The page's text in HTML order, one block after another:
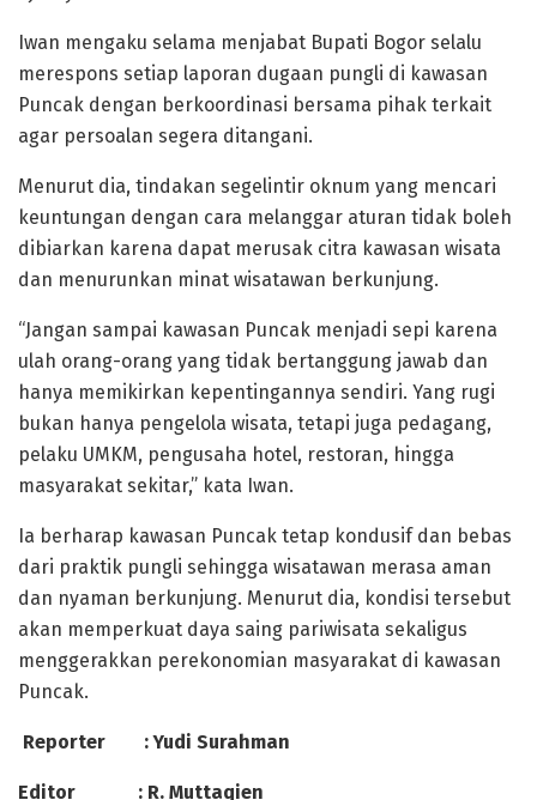
Iwan mengaku selama menjabat Bupati Bogor selalu
merespons setiap laporan dugaan pungli di kawasan
Puncak dengan berkoordinasi bersama pihak terkait
agar persoalan segera ditangani.
Menurut dia, tindakan segelintir oknum yang mencari
keuntungan dengan cara melanggar aturan tidak boleh
dibiarkan karena dapat merusak citra kawasan wisata
dan menurunkan minat wisatawan berkunjung.
“Jangan sampai kawasan Puncak menjadi sepi karena
ulah orang-orang yang tidak bertanggung jawab dan
hanya memikirkan kepentingannya sendiri. Yang rugi
bukan hanya pengelola wisata, tetapi juga pedagang,
pelaku UMKM, pengusaha hotel, restoran, hingga
masyarakat sekitar,” kata Iwan.
Ia berharap kawasan Puncak tetap kondusif dan bebas
dari praktik pungli sehingga wisatawan merasa aman
dan nyaman berkunjung. Menurut dia, kondisi tersebut
akan memperkuat daya saing pariwisata sekaligus
menggerakkan perekonomian masyarakat di kawasan
Puncak.
Reporter : Yudi Surahman
Editor : R. Muttaqien